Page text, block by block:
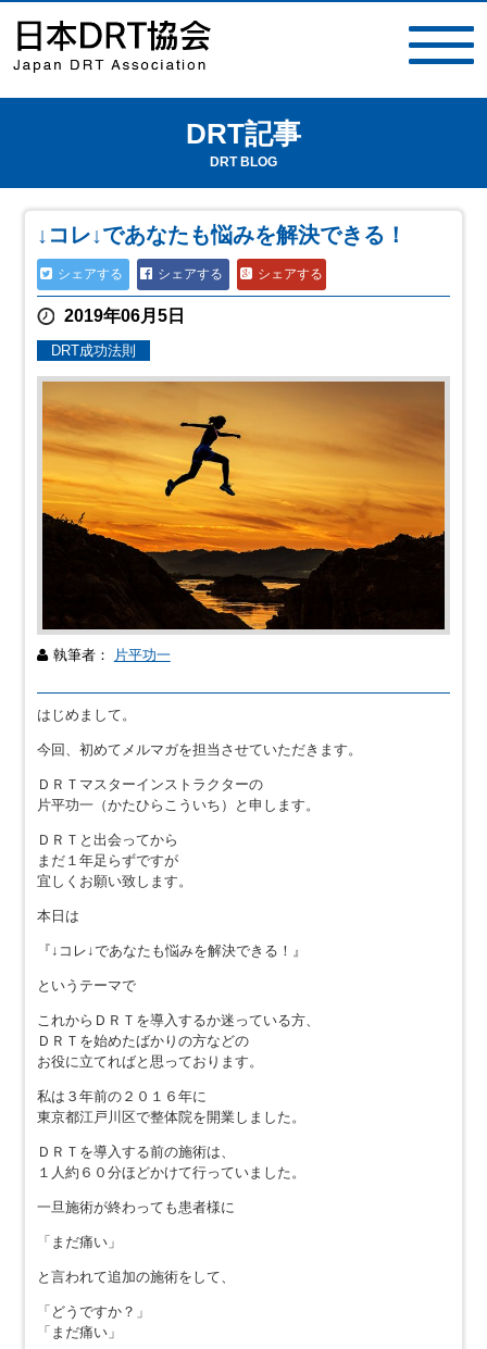
DRT記事
DRT BLOG
↓コレ↓であなたも悩みを解決できる！
シェアする シェアする シェアする
2019年06月5日
DRT成功法則
執筆者： 片平功一
はじめまして。
今回、初めてメルマガを担当させていただきます。
ＤＲＴマスターインストラクターの
片平功一（かたひらこういち）と申します。
ＤＲＴと出会ってから
まだ１年足らずですが
宜しくお願い致します。
本日は
『↓コレ↓であなたも悩みを解決できる！』
というテーマで
これからＤＲＴを導入するか迷っている方、
ＤＲＴを始めたばかりの方などの
お役に立てればと思っております。
私は３年前の２０１６年に
東京都江戸川区で整体院を開業しました。
ＤＲＴを導入する前の施術は、
１人約６０分ほどかけて行っていました。
一旦施術が終わっても患者様に
「まだ痛い」
と言われて追加の施術をして、
「どうですか？」
「まだ痛い」